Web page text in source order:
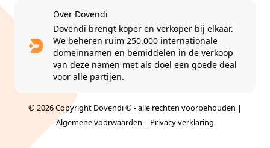
Over Dovendi
Dovendi brengt koper en verkoper bij elkaar.
We beheren ruim 250.000 internationale
domeinnamen en bemiddelen in de verkoop
van deze namen met als doel een goede deal
voor alle partijen.
© 2026 Copyright Dovendi © - alle rechten voorbehouden |
Algemene voorwaarden | Privacy verklaring